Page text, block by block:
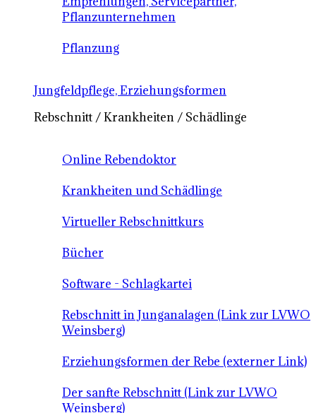
Pflanzunternehmen
Pflanzung
Jungfeldpflege, Erziehungsformen
Rebschnitt / Krankheiten / Schädlinge
Online Rebendoktor
Krankheiten und Schädlinge
Virtueller Rebschnittkurs
Bücher
Software - Schlagkartei
Rebschnitt in Junganalagen (Link zur LVWO
Weinsberg)
Erziehungsformen der Rebe (externer Link)
Der sanfte Rebschnitt (Link zur LVWO
Weinsberg)